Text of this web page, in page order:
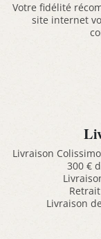
Votre fidélité
site internet
Livraison
300 €
Livraison